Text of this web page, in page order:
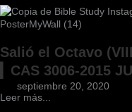
Salió el Octavo
▎CAS 3006-2015
septiembre 20, 2020
Leer más...